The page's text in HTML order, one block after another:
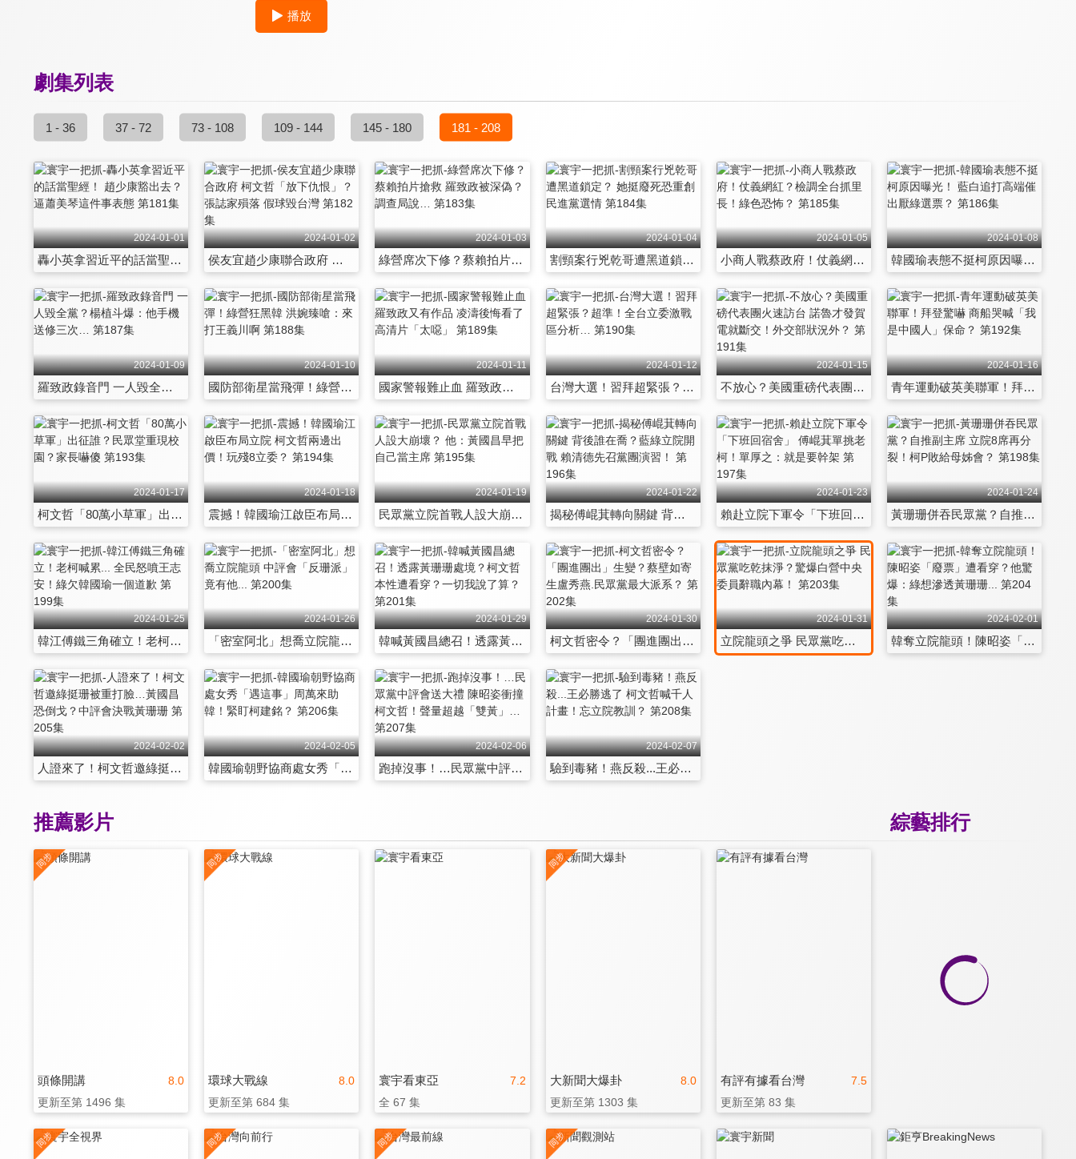
播放
劇集列表
1 - 36 37 - 72 73 - 108 109 - 144 145 - 180 181 - 208
2024-01-01
轟小英拿習近平的話當聖經！ 趙少康豁出去？逼蕭美琴這件事表態 第181集
2024-01-02
侯友宜趙少康聯合政府 柯文哲「放下仇恨」？張誌家殞落 假球毀台灣 第182集
2024-01-03
綠營席次下修？蔡賴拍片搶救 羅致政被深偽？調查局說… 第183集
2024-01-04
割頸案行兇乾哥遭黑道鎖定？ 她挺廢死恐重創民進黨選情 第184集
2024-01-05
小商人戰蔡政府！仗義網紅？檢調全台抓里長！綠色恐怖？ 第185集
2024-01-08
韓國瑜表態不挺柯原因曝光！ 藍白追打高端催出厭綠選票？ 第186集
2024-01-09
羅致政錄音門 一人毀全黨？楊植斗爆：他手機送修三次… 第187集
2024-01-10
國防部衛星當飛彈！綠營狂黑韓 洪婉臻嗆：來打王義川啊 第188集
2024-01-11
國家警報難止血 羅致政又有作品 凌濤後悔看了高清片「太噁」 第189集
2024-01-12
台灣大選！習拜超緊張？超準！全台立委激戰區分析… 第190集
2024-01-15
不放心？美國重磅代表團火速訪台 諾魯才發賀電就斷交！外交部狀況外？ 第191集
2024-01-16
青年運動破英美聯軍！拜登驚嚇 商船哭喊「我是中國人」保命？ 第192集
2024-01-17
柯文哲「80萬小草軍」出征誰？民眾堂重現校園？家長嚇傻 第193集
2024-01-18
震撼！韓國瑜江啟臣布局立院 柯文哲兩邊出價！玩殘8立委？ 第194集
2024-01-19
民眾黨立院首戰人設大崩壞？ 他：黃國昌早把自己當主席 第195集
2024-01-22
揭秘傅崐萁轉向關鍵 背後誰在喬？藍綠立院開戰 賴清德先召黨團演習！ 第196集
2024-01-23
賴赴立院下軍令「下班回宿舍」 傅崐萁單挑老柯！單厚之：就是要幹架 第197集
2024-01-24
黃珊珊併吞民眾黨？自推副主席 立院8席再分裂！柯P敗給母姊會？ 第198集
2024-01-25
韓江傅鐵三角確立！老柯喊累... 全民怒噴王志安！綠欠韓國瑜一個道歉 第199集
2024-01-26
「密室阿北」想喬立院龍頭 中評會「反珊派」竟有他... 第200集
2024-01-29
韓喊黃國昌總召！透露黃珊珊處境？柯文哲本性遭看穿？一切我說了算？ 第201集
2024-01-30
柯文哲密令？「團進團出」生變？蔡壁如寄生盧秀燕.民眾黨最大派系？ 第202集
2024-01-31
立院龍頭之爭 民眾黨吃乾抹淨？驚爆白營中央委員辭職內幕！ 第203集
2024-02-01
韓奪立院龍頭！陳昭姿「廢票」遭看穿？他驚爆：綠想滲透黃珊珊... 第204集
2024-02-02
人證來了！柯文哲邀綠挺珊被重打臉…黃國昌恐倒戈？中評會決戰黃珊珊 第205集
2024-02-05
韓國瑜朝野協商處女秀「遇這事」周萬來助韓！緊盯柯建銘？ 第206集
2024-02-06
跑掉沒事！…民眾黨中評會送大禮 陳昭姿衝撞柯文哲！聲量超越「雙黃」… 第207集
2024-02-07
驗到毒豬！燕反殺...王必勝逃了 柯文哲喊千人計畫！忘立院教訓？ 第208集
綜藝排行
推薦影片
8.0
頭條開講
更新至第 1496 集
8.0
環球大戰線
更新至第 684 集
7.2
寰宇看東亞
全 67 集
8.0
大新聞大爆卦
更新至第 1303 集
7.5
有評有據看台灣
更新至第 83 集